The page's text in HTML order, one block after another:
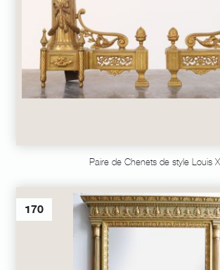
Paire de Chenets de style Louis
170